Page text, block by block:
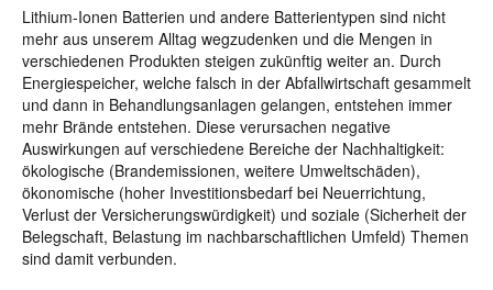
Lithium-Ionen Batterien und andere Batterientypen sind nicht
mehr aus unserem Alltag wegzudenken und die Mengen in
verschiedenen Produkten steigen zukünftig weiter an. Durch
Energiespeicher, welche falsch in der Abfallwirtschaft gesammelt
und dann in Behandlungsanlagen gelangen, entstehen immer
mehr Brände entstehen. Diese verursachen negative
Auswirkungen auf verschiedene Bereiche der Nachhaltigkeit:
ökologische (Brandemissionen, weitere Umweltschäden),
ökonomische (hoher Investitionsbedarf bei Neuerrichtung,
Verlust der Versicherungswürdigkeit) und soziale (Sicherheit der
Belegschaft, Belastung im nachbarschaftlichen Umfeld) Themen
sind damit verbunden.